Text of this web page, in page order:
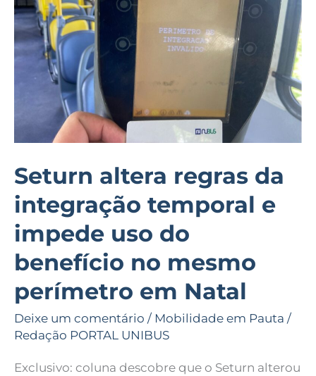
Seturn altera regras da
integração temporal e
impede uso do
benefício no mesmo
perímetro em Natal
Deixe um comentário / Mobilidade em Pauta /
Redação PORTAL UNIBUS
Exclusivo: coluna descobre que o Seturn alterou
integração
temporal
e
impede
do
benefício
mesmo
perímetro
em
Natal